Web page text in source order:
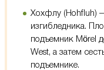
Хохфлу (Hohfluh)
изгибледника.
подъемник Mörel
West, а затем
подъемнике.